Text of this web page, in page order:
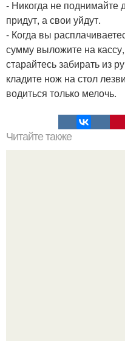
- Никогда не поднимайте
придут, а свои уйдут.
- Когда вы
сумму выложите на
старайтесь забирать из
кладите нож на стол
водиться только мелочь.
Читайте также